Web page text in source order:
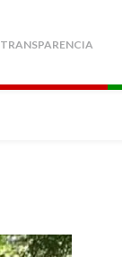
TRANSPARENCIA